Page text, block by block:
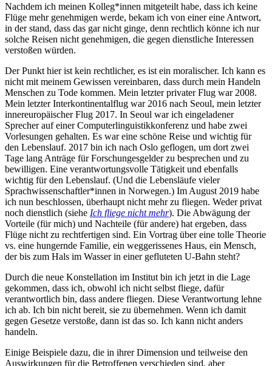
Nachdem ich meinen Kolleg*innen mitgeteilt habe, dass ich keine
Flüge mehr genehmigen werde, bekam ich von einer eine Antwort,
in der stand, dass das gar nicht ginge, denn rechtlich könne ich nur
solche Reisen nicht genehmigen, die gegen dienstliche Interessen
verstoßen würden.
Der Punkt hier ist kein rechtlicher, es ist ein moralischer. Ich kann es
nicht mit meinem Gewissen vereinbaren, dass durch mein Handeln
Menschen zu Tode kommen. Mein letzter privater Flug war 2008.
Mein letzter Interkontinentalflug war 2016 nach Seoul, mein letzter
innereuropäischer Flug 2017. In Seoul war ich eingeladener
Sprecher auf einer Computerlinguistikkonferenz und habe zwei
Vorlesungen gehalten. Es war eine schöne Reise und wichtig für
den Lebenslauf. 2017 bin ich nach Oslo geflogen, um dort zwei
Tage lang Anträge für Forschungesgelder zu besprechen und zu
bewilligen. Eine verantwortungsvolle Tätigkeit und ebenfalls
wichtig für den Lebenslauf. (Und die Lebensläufe vieler
Sprachwissenschaftler*innen in Norwegen.) Im August 2019 habe
ich nun beschlossen, überhaupt nicht mehr zu fliegen. Weder privat
noch dienstlich (siehe Ich fliege nicht mehr). Die Abwägung der
Vorteile (für mich) und Nachteile (für andere) hat ergeben, dass
Flüge nicht zu rechtfertigen sind. Ein Vortrag über eine tolle Theorie
vs. eine hungernde Familie, ein weggerissenes Haus, ein Mensch,
der bis zum Hals im Wasser in einer gefluteten U-Bahn steht?
Durch die neue Konstellation im Institut bin ich jetzt in die Lage
gekommen, dass ich, obwohl ich nicht selbst fliege, dafür
verantwortlich bin, dass andere fliegen. Diese Verantwortung lehne
ich ab. Ich bin nicht bereit, sie zu übernehmen. Wenn ich damit
gegen Gesetze verstoße, dann ist das so. Ich kann nicht anders
handeln.
Einige Beispiele dazu, die in ihrer Dimension und teilweise den
Auswirkungen für die Betroffenen verschieden sind, aber